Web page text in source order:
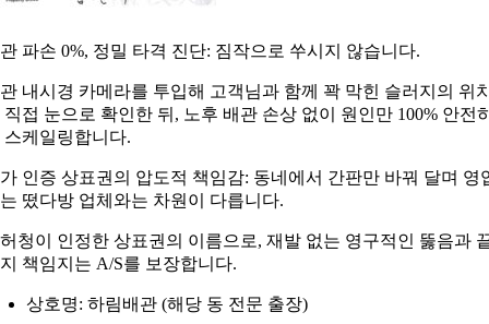
파손 0%, 정밀 타격 진단: 짐작으로 쑤시지 않습니다.
내시경 카메라를 투입해 고객님과 함께 꽉 막힌 슬러지의 위
직접 눈으로 확인한 뒤, 노후 배관 손상 없이 원인만 100% 안전
스케일링합니다.
인증 상표권의 압도적 책임감: 동네에서 간판만 바꿔 달며 영
떴다방 업체와는 차원이 다릅니다.
청이 인정한 상표권의 이름으로, 재발 없는 영구적인 뚫음과
책임지는 A/S를 보장합니다.
상호명: 하림배관 (해당 동 전문 출장)